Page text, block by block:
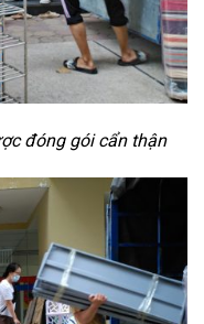
đóng gói cẩn thận